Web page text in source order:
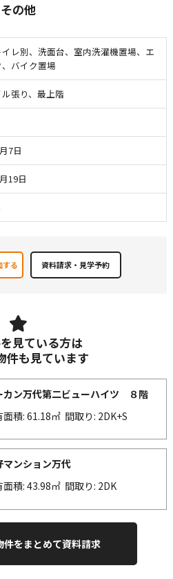
その他
レ別、洗面台、室内洗濯機置場、エ
、バイク置場
張り、最上階
7日
19日
する
見ている方は
件も見ています
カン万代第二ビューハイツ ８階
面積: 61.18㎡ 間取り: 2DK+S
マンション万代
面積: 43.98㎡ 間取り: 2DK